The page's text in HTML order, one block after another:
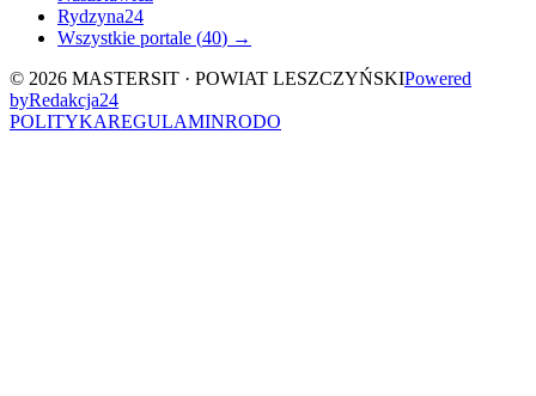
Rydzyna24
Wszystkie portale (40) →
© 2026 MASTERSIT · POWIAT LESZCZYŃSKIPowered
byRedakcja24
POLITYKAREGULAMINRODO